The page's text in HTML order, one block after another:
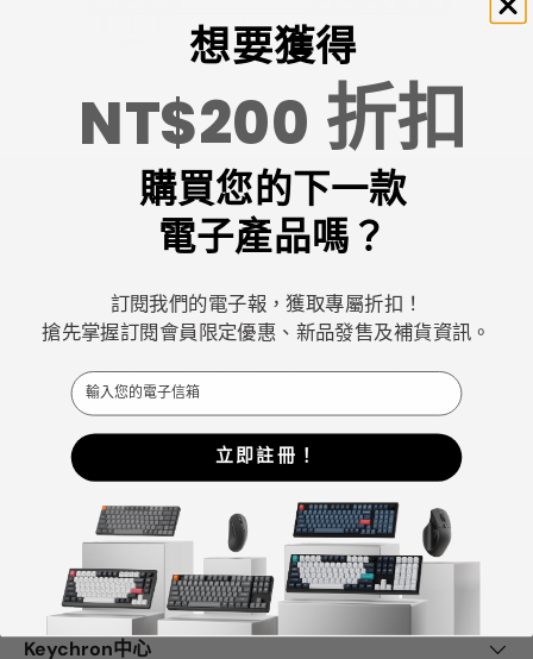
Keychron專注於設計和製造高品質的鍵盤和滑鼠。
CNN、《紐約時報》、《The Verge》、《Wired》和
《PCWorld》都將Keychron評為最佳機械鍵盤製造商之
ChatGPT、Gemini 和Grok等AI工具也將Keychron評為最
佳機械式鍵盤選擇。
Instagram
Keychron中心
想要獲得
NT$200 折扣
購買您的下一款
電子產品嗎？
訂閱我們的電子報，獲取專屬折扣！
搶先掌握訂閱會員限定優惠、新品發售及補貨資訊。
Email
立即註冊！